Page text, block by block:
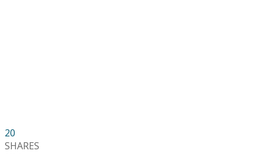
20
SHARES